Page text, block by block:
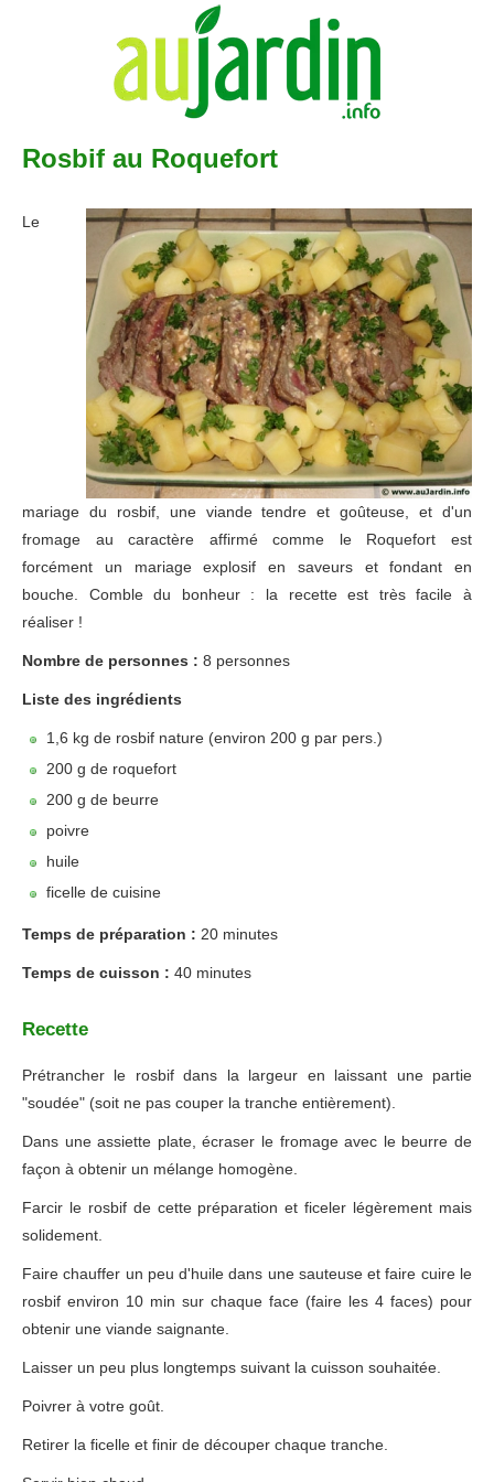
Rosbif au Roquefort
Le
mariage du rosbif, une viande tendre et goûteuse, et d'un
fromage au caractère affirmé comme le Roquefort est
forcément un mariage explosif en saveurs et fondant en
bouche. Comble du bonheur : la recette est très facile à
réaliser !
Nombre de personnes : 8 personnes
Liste des ingrédients
1,6 kg de rosbif nature (environ 200 g par pers.)
200 g de roquefort
200 g de beurre
poivre
huile
ficelle de cuisine
Temps de préparation : 20 minutes
Temps de cuisson : 40 minutes
Recette
Prétrancher le rosbif dans la largeur en laissant une partie
"soudée" (soit ne pas couper la tranche entièrement).
Dans une assiette plate, écraser le fromage avec le beurre de
façon à obtenir un mélange homogène.
Farcir le rosbif de cette préparation et ficeler légèrement mais
solidement.
Faire chauffer un peu d'huile dans une sauteuse et faire cuire le
rosbif environ 10 min sur chaque face (faire les 4 faces) pour
obtenir une viande saignante.
Laisser un peu plus longtemps suivant la cuisson souhaitée.
Poivrer à votre goût.
Retirer la ficelle et finir de découper chaque tranche.